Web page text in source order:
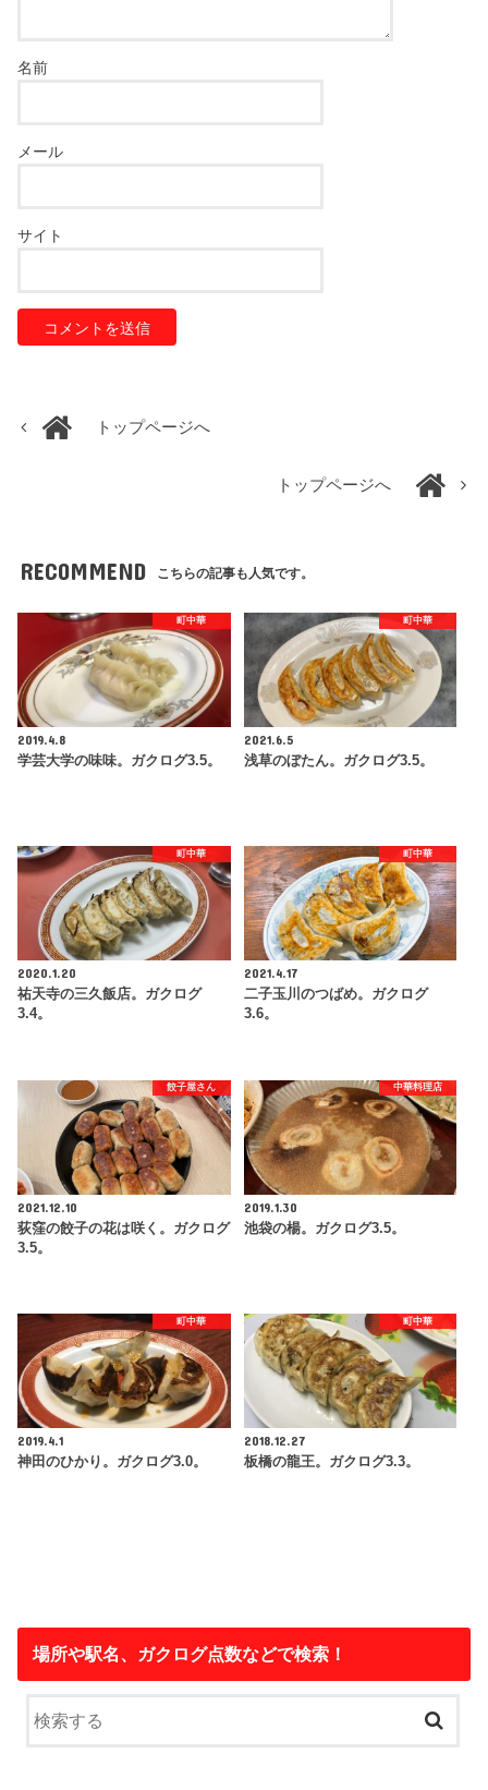
名前
メール
サイト
トップページへ
トップページへ
RECOMMEND こちらの記事も人気です。
町中華
2019.4.8
学芸大学の味味。ガクログ3.5。
町中華
2021.6.5
浅草のぼたん。ガクログ3.5。
町中華
2020.1.20
祐天寺の三久飯店。ガクログ
3.4。
町中華
2021.4.17
二子玉川のつばめ。ガクログ
3.6。
餃子屋さん
2021.12.10
荻窪の餃子の花は咲く。ガクログ
3.5。
中華料理店
2019.1.30
池袋の楊。ガクログ3.5。
町中華
2019.4.1
神田のひかり。ガクログ3.0。
町中華
2018.12.27
板橋の龍王。ガクログ3.3。
場所や駅名、ガクログ点数などで検索！